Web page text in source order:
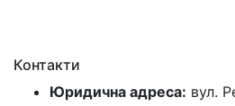
Контакти
Юридична адреса: вул.